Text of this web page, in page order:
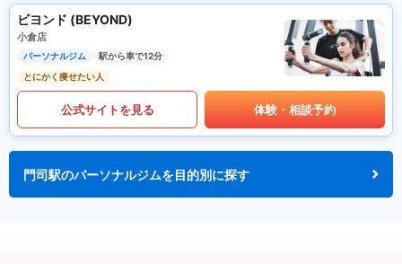
ビヨンド (BEYOND)
小倉店
パーソナルジム
駅から車で12分
とにかく痩せたい人
公式サイトを見る 体験・相談予約
門司駅のパーソナルジムを目的別に探す